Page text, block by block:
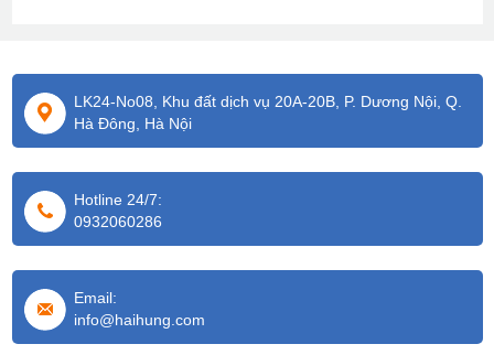
LK24-No08, Khu đất dịch vụ 20A-20B, P. Dương Nội, Q.
Hà Đông, Hà Nội
Hotline 24/7:
0932060286
Email:
info@haihung.com